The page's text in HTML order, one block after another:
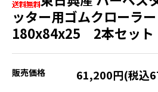
ッター用ゴムクロー
180x84x25 2本セット
販売価格 61,200円(税込